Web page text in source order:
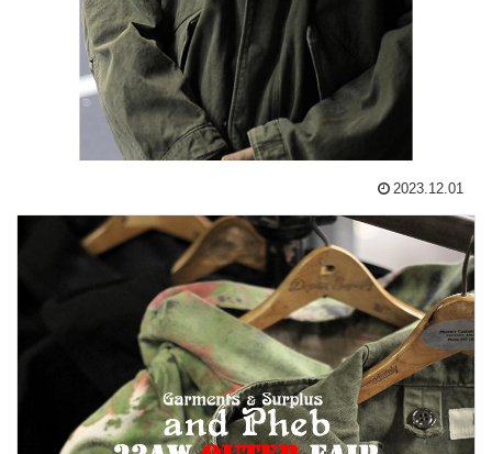
2023.12.01